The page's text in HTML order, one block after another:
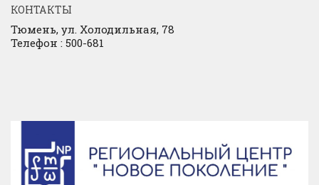
КОНТАКТЫ
Тюмень, ул. Холодильная, 78
Телефон : 500-681